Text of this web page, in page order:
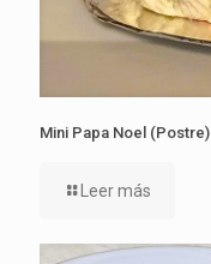
Mini Papa Noel (Postre)
Leer más